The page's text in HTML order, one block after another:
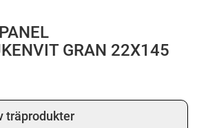
GRAN 22X145
träprodukter